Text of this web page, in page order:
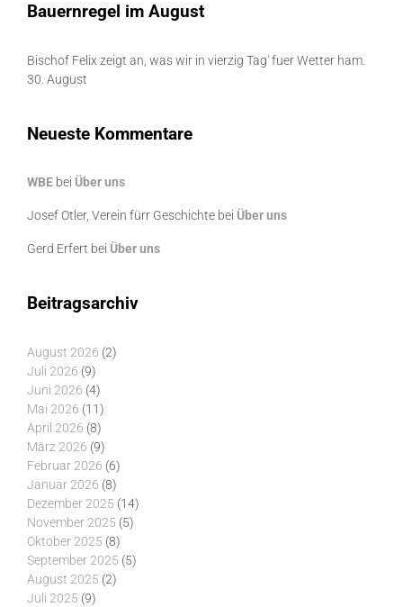
Bauernregel im August
Bischof Felix zeigt an, was wir in vierzig Tag' fuer Wetter ham.
30. August
Neueste Kommentare
WBE bei Über uns
Josef Otler, Verein fürr Geschichte bei Über uns
Gerd Erfert bei Über uns
Beitragsarchiv
August 2026 (2)
Juli 2026 (9)
Juni 2026 (4)
Mai 2026 (11)
April 2026 (8)
März 2026 (9)
Februar 2026 (6)
Januar 2026 (8)
Dezember 2025 (14)
November 2025 (5)
Oktober 2025 (8)
September 2025 (5)
August 2025 (2)
Juli 2025 (9)